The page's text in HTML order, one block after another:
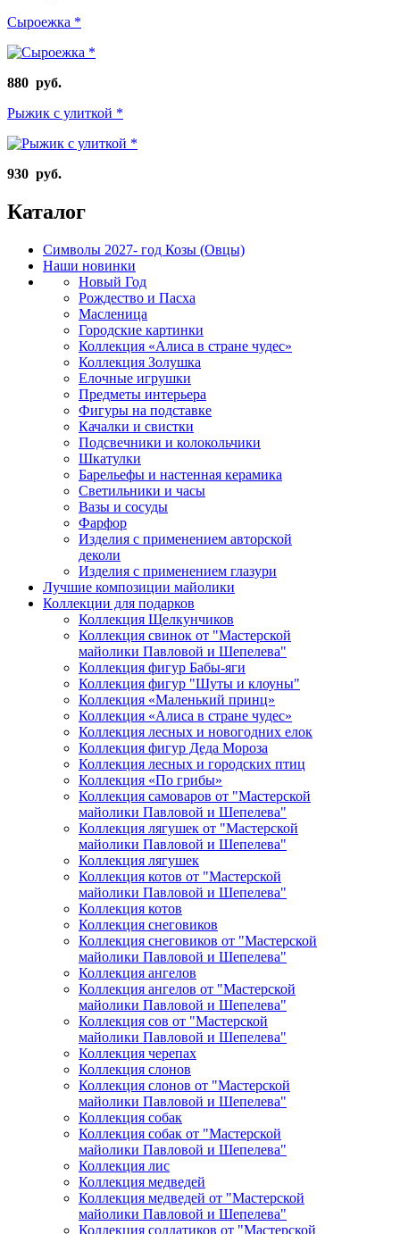
Сыроежка *
880 руб.
Рыжик с улиткой *
930 руб.
Каталог
Символы 2027- год Козы (Овцы)
Наши новинки
Новый Год
Рождество и Пасха
Масленица
Городские картинки
Коллекция «Алиса в стране чудес»
Коллекция Золушка
Елочные игрушки
Предметы интерьера
Фигуры на подставке
Качалки и свистки
Подсвечники и колокольчики
Шкатулки
Барельефы и настенная керамика
Светильники и часы
Вазы и сосуды
Фарфор
Изделия с применением авторской
деколи
Изделия с применением глазури
Лучшие композиции майолики
Коллекции для подарков
Коллекция Щелкунчиков
Коллекция свинок от "Мастерской
майолики Павловой и Шепелева"
Коллекция фигур Бабы-яги
Коллекция фигур "Шуты и клоуны"
Коллекция «Маленький принц»
Коллекция «Алиса в стране чудес»
Коллекция лесных и новогодних елок
Коллекция фигур Деда Мороза
Коллекция лесных и городских птиц
Коллекция «По грибы»
Коллекция самоваров от "Мастерской
майолики Павловой и Шепелева"
Коллекция лягушек от "Мастерской
майолики Павловой и Шепелева"
Коллекция лягушек
Коллекция котов от "Мастерской
майолики Павловой и Шепелева"
Коллекция котов
Коллекция снеговиков
Коллекция снеговиков от "Мастерской
майолики Павловой и Шепелева"
Коллекция ангелов
Коллекция ангелов от "Мастерской
майолики Павловой и Шепелева"
Коллекция сов от "Мастерской
майолики Павловой и Шепелева"
Коллекция черепах
Коллекция слонов
Коллекция слонов от "Мастерской
майолики Павловой и Шепелева"
Коллекция собак
Коллекция собак от "Мастерской
майолики Павловой и Шепелева"
Коллекция лис
Коллекция медведей
Коллекция медведей от "Мастерской
майолики Павловой и Шепелева"
Коллекция солдатиков от "Мастерской